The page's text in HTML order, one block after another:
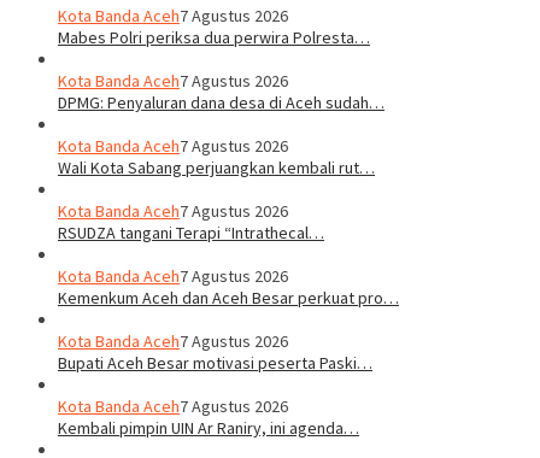
Kota Banda Aceh7 Agustus 2026
Mabes Polri periksa dua perwira Polresta…
Kota Banda Aceh7 Agustus 2026
DPMG: Penyaluran dana desa di Aceh sudah…
Kota Banda Aceh7 Agustus 2026
Wali Kota Sabang perjuangkan kembali rut…
Kota Banda Aceh7 Agustus 2026
RSUDZA tangani Terapi “Intrathecal…
Kota Banda Aceh7 Agustus 2026
Kemenkum Aceh dan Aceh Besar perkuat pro…
Kota Banda Aceh7 Agustus 2026
Bupati Aceh Besar motivasi peserta Paski…
Kota Banda Aceh7 Agustus 2026
Kembali pimpin UIN Ar Raniry, ini agenda…